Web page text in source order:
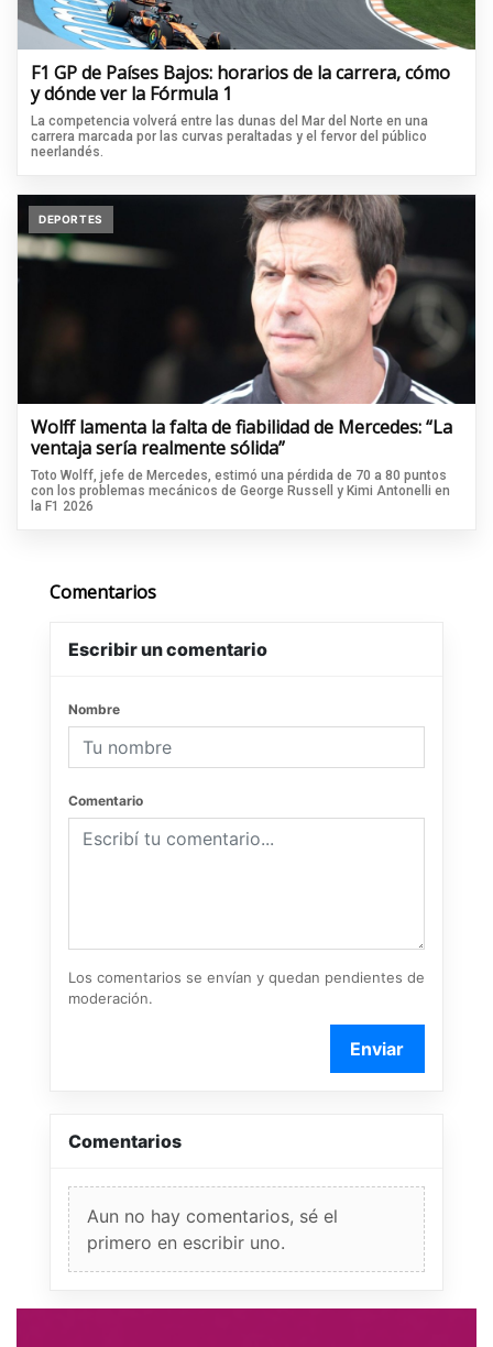
F1 GP de Países Bajos: horarios de la carrera, cómo
y dónde ver la Fórmula 1
La competencia volverá entre las dunas del Mar del Norte en una
carrera marcada por las curvas peraltadas y el fervor del público
neerlandés.
DEPORTES
Wolff lamenta la falta de fiabilidad de Mercedes: “La
ventaja sería realmente sólida”
Toto Wolff, jefe de Mercedes, estimó una pérdida de 70 a 80 puntos
con los problemas mecánicos de George Russell y Kimi Antonelli en
la F1 2026
Comentarios
Escribir un comentario
Nombre
Comentario
Los comentarios se envían y quedan pendientes de
moderación.
Enviar
Comentarios
Aun no hay comentarios, sé el
primero en escribir uno.